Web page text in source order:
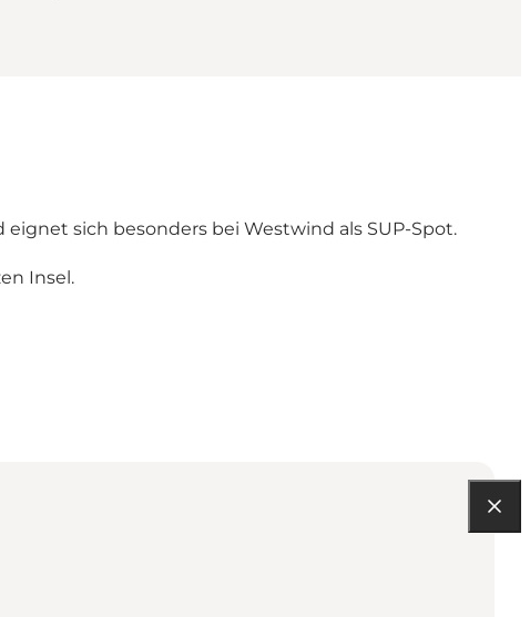
sich besonders bei Westwind als SUP-Spot.
Insel.